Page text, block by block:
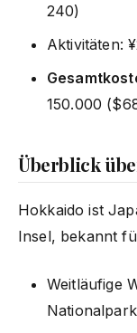
240)
Aktivitäten:
150.000
Überblick
Hokkaido ist
Insel, bekannt
Weitläufige